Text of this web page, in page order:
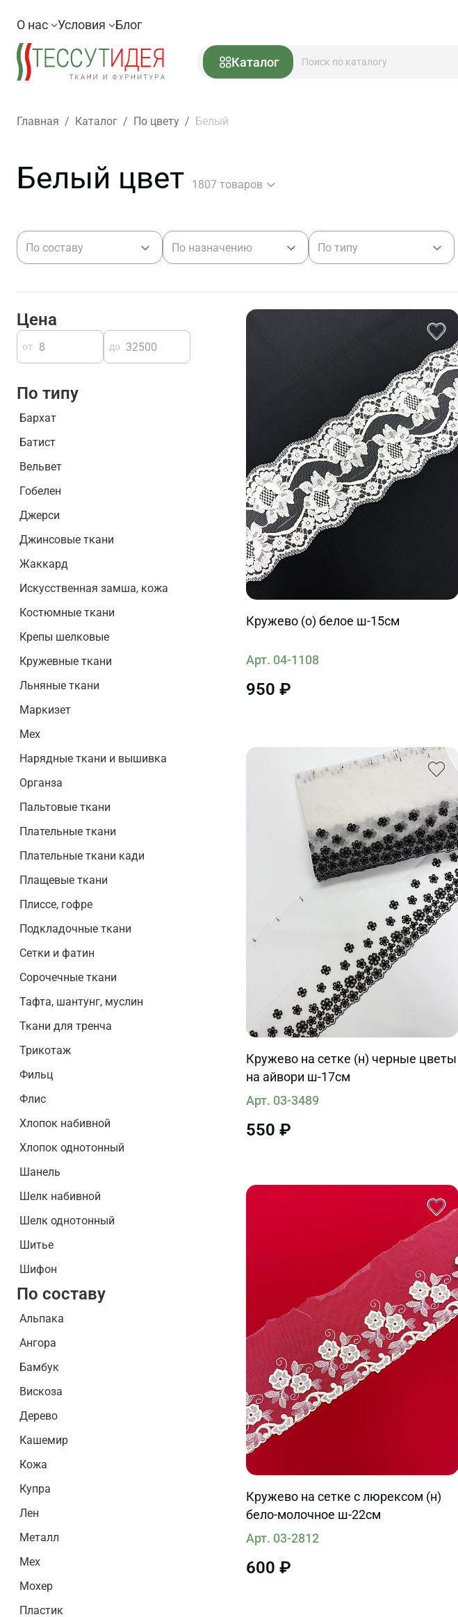
О нас Условия Блог
Каталог
Главная / Каталог / По цвету / Белый
Белый цвет 1807 товаров
По составу По назначению По типу
Цена
от до
По типу
Бархат
Батист
Вельвет
Гобелен
Джерси
Джинсовые ткани
Жаккард
Искусственная замша, кожа
Костюмные ткани
Крепы шелковые
Кружевные ткани
Льняные ткани
Маркизет
Мех
Нарядные ткани и вышивка
Органза
Пальтовые ткани
Плательные ткани
Плательные ткани кади
Плащевые ткани
Плиссе, гофре
Подкладочные ткани
Сетки и фатин
Сорочечные ткани
Тафта, шантунг, муслин
Ткани для тренча
Трикотаж
Фильц
Флис
Хлопок набивной
Хлопок однотонный
Шанель
Шелк набивной
Шелк однотонный
Шитье
Шифон
По составу
Альпака
Ангора
Бамбук
Вискоза
Дерево
Кашемир
Кожа
Купра
Лен
Металл
Мех
Мохер
Пластик
Кружево (о) белое ш-15см
Арт. 04-1108
950 ₽
Кружево на сетке (н) черные цветы
на айвори ш-17см
Арт. 03-3489
550 ₽
Кружево на сетке с люрексом (н)
бело-молочное ш-22см
Арт. 03-2812
600 ₽